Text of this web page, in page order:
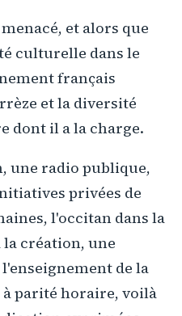
et alors que
culturelle dans le
français
et la diversité
dont il a la charge.
une radio publique,
privées de
l'occitan dans la
la création, une
de la
parité horaire, voilà